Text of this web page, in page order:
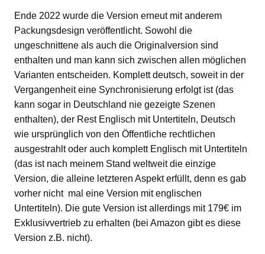
Ende 2022 wurde die Version erneut mit anderem
Packungsdesign veröffentlicht. Sowohl die
ungeschnittene als auch die Originalversion sind
enthalten und man kann sich zwischen allen möglichen
Varianten entscheiden. Komplett deutsch, soweit in der
Vergangenheit eine Synchronisierung erfolgt ist (das
kann sogar in Deutschland nie gezeigte Szenen
enthalten), der Rest Englisch mit Untertiteln, Deutsch
wie ursprünglich von den Öffentliche rechtlichen
ausgestrahlt oder auch komplett Englisch mit Untertiteln
(das ist nach meinem Stand weltweit die einzige
Version, die alleine letzteren Aspekt erfüllt, denn es gab
vorher nicht mal eine Version mit englischen
Untertiteln). Die gute Version ist allerdings mit 179€ im
Exklusivvertrieb zu erhalten (bei Amazon gibt es diese
Version z.B. nicht).